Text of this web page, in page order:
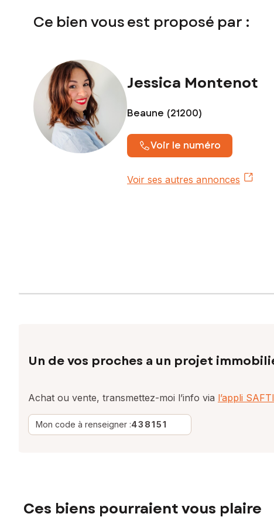
Contactez votre conseiller SAFTI : Jessica MONTENOT, Tél. :
Ce bien vous est proposé par :
Jessica Montenot
Beaune (21200)
Voir le numéro
Voir ses autres annonces
Un de vos proches a un projet
Achat ou vente, transmettez-moi l’info via l’appli
Mon code à renseigner :438151
Ces biens pourraient vous plaire